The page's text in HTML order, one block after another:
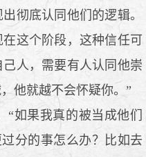
彻底认同他们的逻辑。
这个阶段，这种信任可
人，需要有人认同他崇
他就越不会怀疑你。”
如果我真的被当成他们
分的事怎么办？比如去